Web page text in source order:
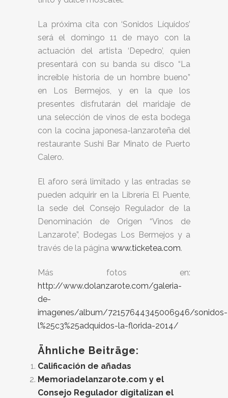
La próxima cita con ‘Sonidos Líquidos’
será el domingo 11 de mayo con la
actuación del artista ‘Depedro’, quien
presentará con su banda su disco “La
increíble historia de un hombre bueno”
en Los Bermejos, y en la que los
presentes disfrutarán del maridaje de
una selección de vinos de esta bodega
con la cocina japonesa-lanzaroteña del
restaurante Sushi Bar Minato de Puerto
Calero.
El aforo será limitado y las entradas se
pueden adquirir en la Librería El Puente,
la sede del Consejo Regulador de la
Denominación de Origen “Vinos de
Lanzarote”, Bodegas Los Bermejos y a
través de la página www.ticketea.com.
Más fotos en:
http://www.dolanzarote.com/galeria-
de-
imagenes/album/72157644345006946/sonidos-
l%25c3%25adquidos-la-florida-2014/
Ähnliche Beiträge:
Calificación de añadas
Memoriadelanzarote.com y el
Consejo Regulador digitalizan el